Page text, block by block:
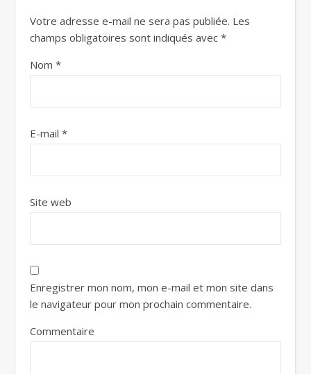
Votre adresse e-mail ne sera pas publiée. Les
champs obligatoires sont indiqués avec *
Nom *
E-mail *
Site web
Enregistrer mon nom, mon e-mail et mon site dans
le navigateur pour mon prochain commentaire.
Commentaire